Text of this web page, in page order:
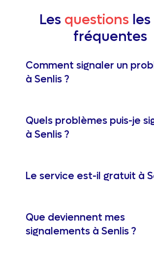
Les questions
fréquentes
Comment signaler un
à Senlis ?
Quels problèmes puis-je
à Senlis ?
Le service est-il gratuit à
Que deviennent mes
signalements à Senlis ?